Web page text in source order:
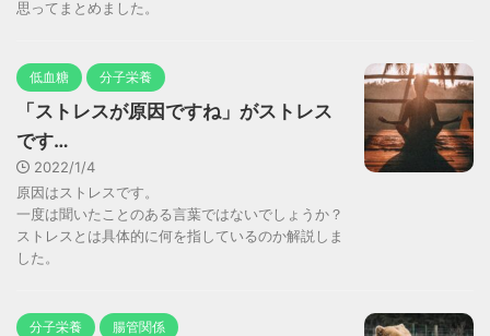
思ってまとめました。
低血糖 分子栄養
「ストレスが原因ですね」がストレス
です…
2022/1/4
原因はストレスです。
一度は聞いたことのある言葉ではないでしょうか？
ストレスとは具体的に何を指しているのか解説しま
した。
分子栄養 腸管関係